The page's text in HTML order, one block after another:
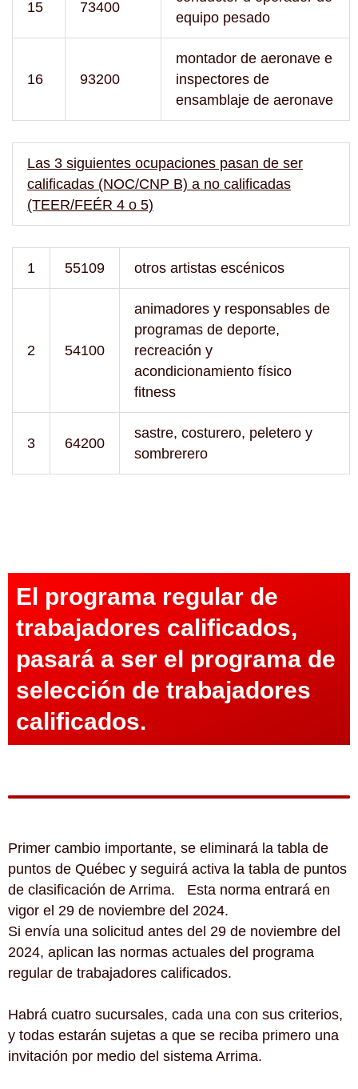
15 73400
equipo pesado
16 93200
montador de aeronave e
inspectores de
ensamblaje de aeronave
Las 3 siguientes ocupaciones pasan de ser
calificadas (NOC/CNP B) a no calificadas
(TEER/FEÉR 4 o 5)
1 55109 otros artistas escénicos
2 54100
animadores y responsables de
programas de deporte,
recreación y
acondicionamiento físico
fitness
3 64200
sastre, costurero, peletero y
sombrerero
El programa regular de
trabajadores calificados,
pasará a ser el programa de
selección de trabajadores
calificados.
Primer cambio importante, se eliminará la tabla de
puntos de Québec y seguirá activa la tabla de puntos
de clasificación de Arrima. Esta norma entrará en
vigor el 29 de noviembre del 2024.
Si envía una solicitud antes del 29 de noviembre del
2024, aplican las normas actuales del programa
regular de trabajadores calificados.
Habrá cuatro sucursales, cada una con sus criterios,
y todas estarán sujetas a que se reciba primero una
invitación por medio del sistema Arrima.